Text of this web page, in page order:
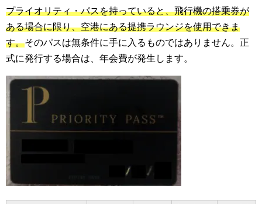
プライオリティ・パスを持っていると、飛行機の搭乗券が
ある場合に限り、空港にある提携ラウンジを使用できま
す。そのパスは無条件に手に入るものではありません。正
式に発行する場合は、年会費が発生します。